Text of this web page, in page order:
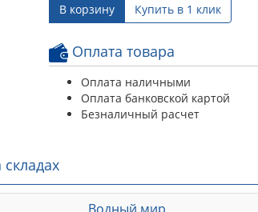
В корзину Купить в 1 клик
Оплата товара
Оплата наличными
Оплата банковской картой
Безналичный расчет